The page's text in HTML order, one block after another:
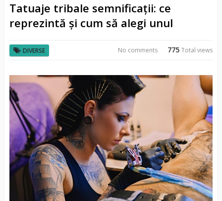
Tatuaje tribale semnificații: ce
reprezintă și cum să alegi unul
DIVERSE 775Total views
No comments